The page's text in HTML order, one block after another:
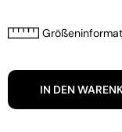
IN DEN